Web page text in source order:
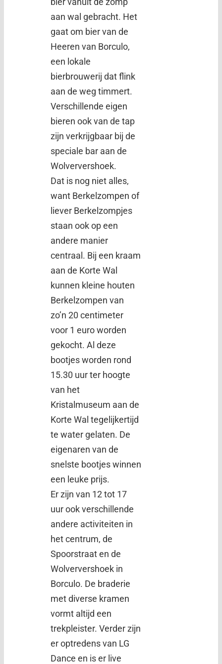
aan wal gebracht. Het
gaat om bier van de
Heeren van Borculo,
een lokale
bierbrouwerij dat flink
aan de weg timmert.
Verschillende eigen
bieren ook van de tap
zijn verkrijgbaar bij de
speciale bar aan de
Wolververshoek.
Dat is nog niet alles,
want Berkelzompen of
liever Berkelzompjes
staan ook op een
andere manier
centraal. Bij een kraam
aan de Korte Wal
kunnen kleine houten
Berkelzompen van
zo’n 20 centimeter
voor 1 euro worden
gekocht. Al deze
bootjes worden rond
15.30 uur ter hoogte
van het
Kristalmuseum aan de
Korte Wal tegelijkertijd
te water gelaten. De
eigenaren van de
snelste bootjes winnen
een leuke prijs.
Er zijn van 12 tot 17
uur ook verschillende
andere activiteiten in
het centrum, de
Spoorstraat en de
Wolververshoek in
Borculo. De braderie
met diverse kramen
vormt altijd een
trekpleister. Verder zijn
er optredens van LG
Dance en is er live